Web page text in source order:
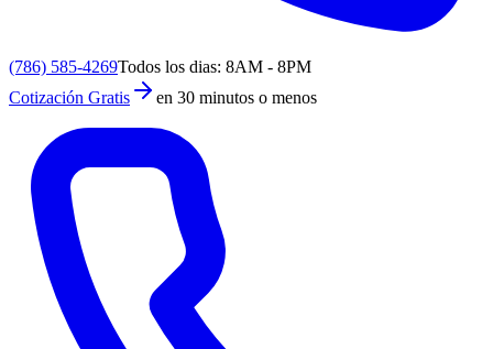
(786) 585-4269Todos los dias: 8AM - 8PM
Cotización Gratis
en 30 minutos o menos